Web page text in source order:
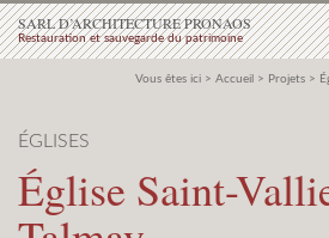
SARL D’ARCHITECTURE PRONAOS
Restauration et sauvegarde du patrimoine
Vous êtes ici > Accueil > Projets >
ÉGLISES
Église Saint-